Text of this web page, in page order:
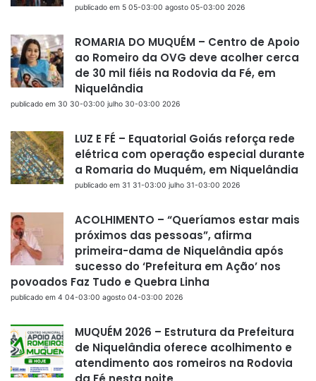
publicado em 5 05-03:00 agosto 05-03:00 2026
ROMARIA DO MUQUÉM – Centro de Apoio
ao Romeiro da OVG deve acolher cerca
de 30 mil fiéis na Rodovia da Fé, em
Niquelândia
publicado em 30 30-03:00 julho 30-03:00 2026
LUZ E FÉ – Equatorial Goiás reforça rede
elétrica com operação especial durante
a Romaria do Muquém, em Niquelândia
publicado em 31 31-03:00 julho 31-03:00 2026
ACOLHIMENTO – “Queríamos estar mais
próximos das pessoas”, afirma
primeira-dama de Niquelândia após
sucesso do ‘Prefeitura em Ação’ nos
povoados Faz Tudo e Quebra Linha
publicado em 4 04-03:00 agosto 04-03:00 2026
MUQUÉM 2026 – Estrutura da Prefeitura
de Niquelândia oferece acolhimento e
atendimento aos romeiros na Rodovia